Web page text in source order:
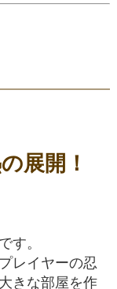
展開！
す。
レイヤーの忍
きな部屋を作